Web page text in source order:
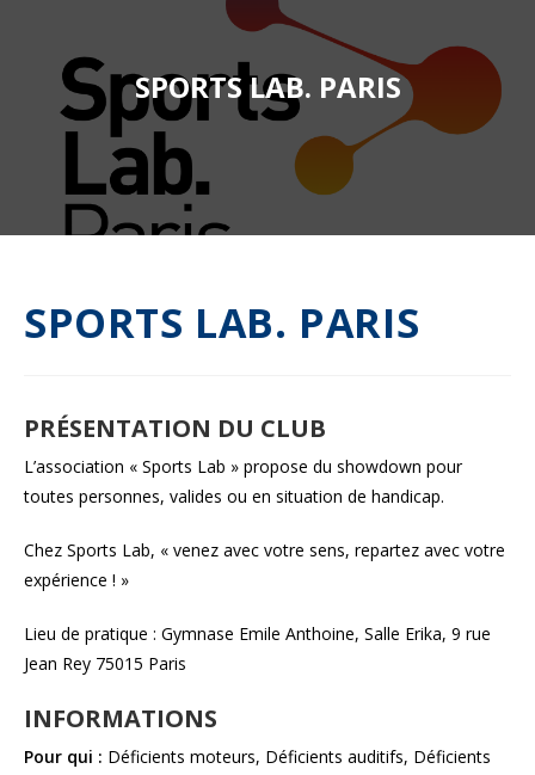
SPORTS LAB. PARIS
SPORTS LAB. PARIS
PRÉSENTATION DU CLUB
L’association « Sports Lab » propose du showdown pour
toutes personnes, valides ou en situation de handicap.
Chez Sports Lab, « venez avec votre sens, repartez avec votre
expérience ! »
Lieu de pratique : Gymnase Emile Anthoine, Salle Erika, 9 rue
Jean Rey 75015 Paris
INFORMATIONS
Pour qui : Déficients moteurs, Déficients auditifs, Déficients